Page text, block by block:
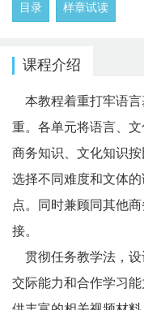
目录 样章试读
课程介绍
本教程着重打牢语言
重。各单元将语言、
商务知识、文化知识
选择不同难度和文体
点。同时兼顾同其他
接。
贯彻任务教学法，设
交际能力和合作学习